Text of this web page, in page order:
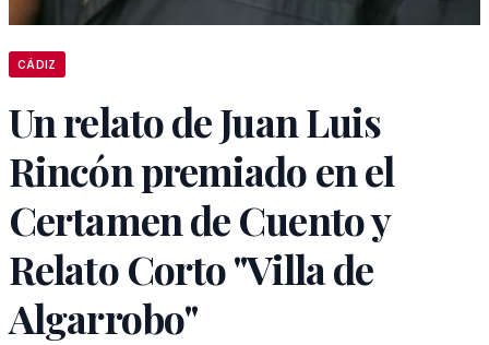
CÁDIZ
Un relato de Juan Luis
Rincón premiado en el
Certamen de Cuento y
Relato Corto "Villa de
Algarrobo"